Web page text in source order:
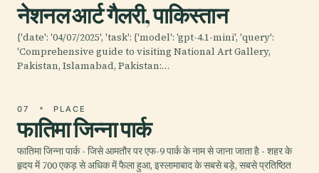
नेशनल आर्ट गैलरी, पाकिस्तान
{'date': '04/07/2025', 'task': {'model': 'gpt-4.1-mini', 'query':
'Comprehensive guide to visiting National Art Gallery,
Pakistan, Islamabad, Pakistan:…
07 PLACE
फातिमा जिन्ना पार्क
फातिमा जिन्ना पार्क - जिसे आमतौर पर एफ-9 पार्क के नाम से जाना जाता है - शहर के
हृदय में 700 एकड़ से अधिक में फैला हुआ, इस्लामाबाद के सबसे बड़े, सबसे प्रतिष्ठित